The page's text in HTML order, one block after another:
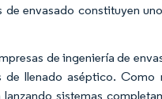
envasado constituyen
de ingeniería de
llenado aséptico. Como
sistemas